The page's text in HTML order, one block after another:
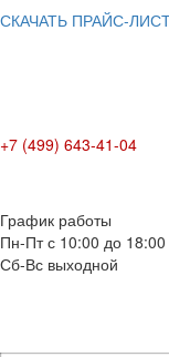
СКАЧАТЬ ПРАЙС-
+7 (499) 643-41-04
График работы
Пн-Пт с 10:00 до 18:00
Сб-Вс выходной